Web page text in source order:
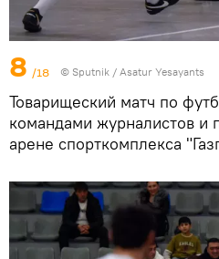
8 /18 © Sputnik / Asatur Yesayants
Товарищеский матч по
командами журналистов и
арене спорткомплекса